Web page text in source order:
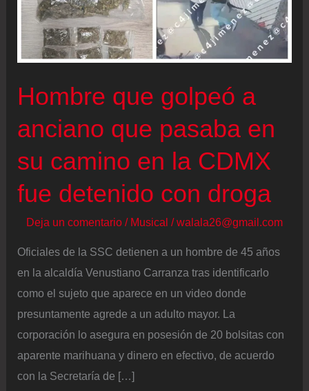
Hombre que golpeó a
anciano que pasaba en
su camino en la CDMX
fue detenido con droga
Deja un comentario / Musical /walala26@gmail.com
Oficiales de la SSC detienen a un hombre de 45 años
en la alcaldía Venustiano Carranza tras identificarlo
como el sujeto que aparece en un video donde
presuntamente agrede a un adulto mayor. La
corporación lo asegura en posesión de 20 bolsitas con
aparente marihuana y dinero en efectivo, de acuerdo
con la Secretaría de […]